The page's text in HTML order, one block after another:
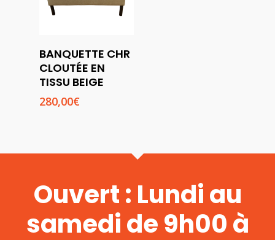
Choix
Des
Options
BANQUETTE CHR
CLOUTÉE EN
TISSU BEIGE
280,00€
Ouvert : Lundi au
samedi de 9h00 à